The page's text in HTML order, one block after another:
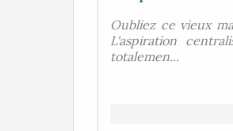
Oubliez ce vieux
L'aspiration
totalemen...